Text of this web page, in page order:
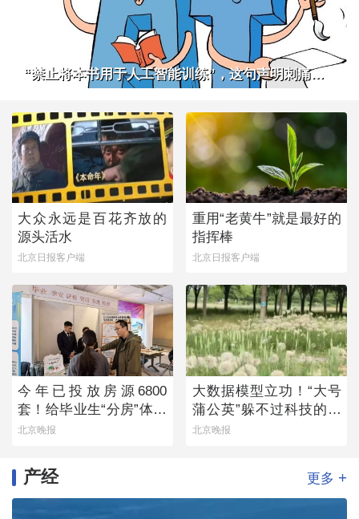
“禁止将本书用于人工智能训练”，这句声明刺痛了谁
大众永远是百花齐放的
源头活水
北京日报客户端
重用“老黄牛”就是最好的
指挥棒
北京日报客户端
今年已投放房源6800
套！给毕业生“分房”体现
留人诚意
北京晚报
大数据模型立功！“大号
蒲公英”躲不过科技的火
眼金睛
北京晚报
产经 更多 +